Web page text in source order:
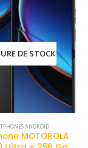
DE STOCK
ANDROID
MOTOROLA